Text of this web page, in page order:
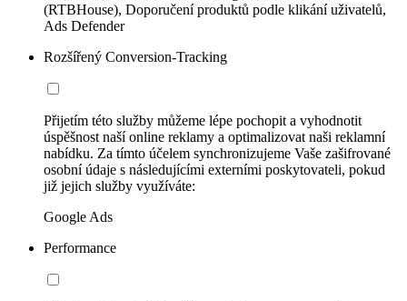
(RTBHouse), Doporučení produktů podle klikání uživatelů,
Ads Defender
Rozšířený Conversion-Tracking
Přijetím této služby můžeme lépe pochopit a vyhodnotit
úspěšnost naší online reklamy a optimalizovat naši reklamní
nabídku. Za tímto účelem synchronizujeme Vaše zašifrované
osobní údaje s následujícími externími poskytovateli, pokud
již jejich služby využíváte:
Google Ads
Performance